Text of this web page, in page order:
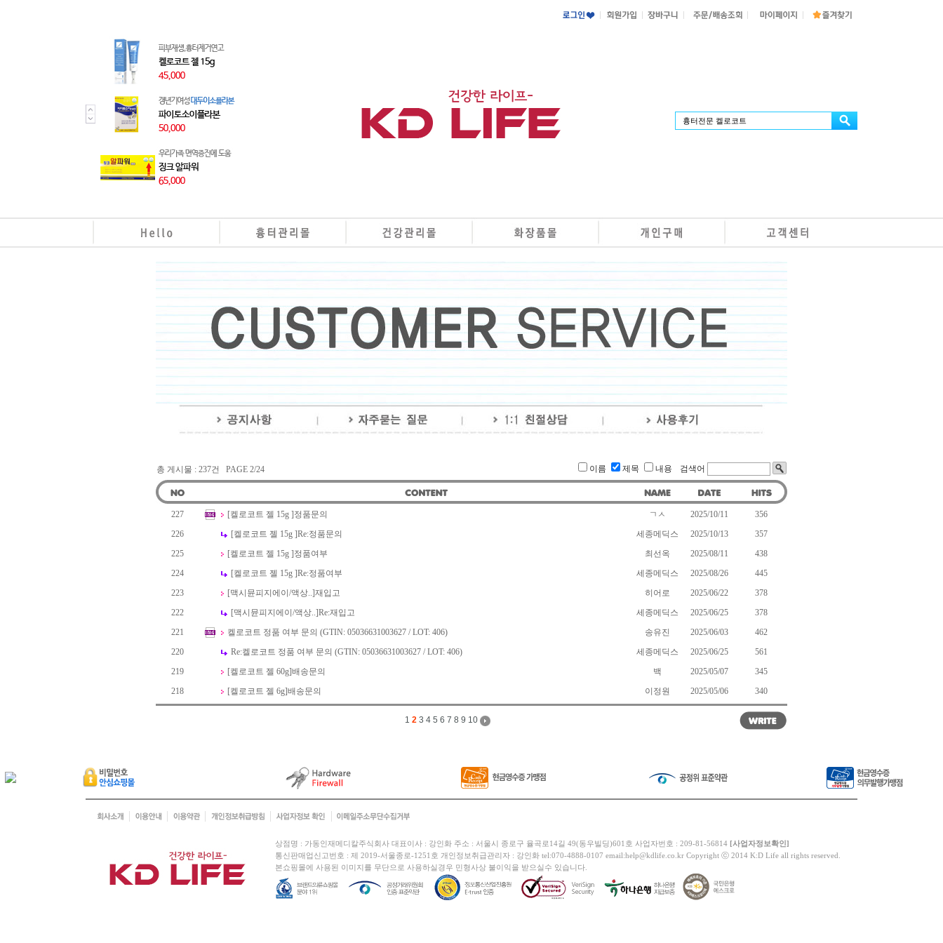
총 게시물 : 237건 PAGE 2/24 이름 제목 내용 검색어
227 [켈로코트 젤 15g ] 정품문의 ㄱㅅ 2025/10/11
356
226
[켈로코트 젤 15g ]Re:정품문의 세종메딕스 2025/10/13
357
225
[켈로코트 젤 15g ] 정품여부 최선옥 2025/08/11
438
224
[켈로코트 젤 15g ]Re:정품여부 세종메딕스 2025/08/26
445
223
[맥시뮨피지에이/액상..]재입고 히어로 2025/06/22
378
222
[맥시뮨피지에이/액상..]Re:재입고 세종메딕스 2025/06/25
378
221
켈로코트 정품 여부 문의 (GTIN: 05036631003627 / LOT: 406) 송유진 2025/06/03
462
220
Re:켈로코트 정품 여부 문의 (GTIN: 05036631003627 / LOT: 406) 세종메딕스 2025/06/25
561
219
[켈로코트 젤 60g]배송문의 백 2025/05/07
345
218
[켈로코트 젤 6g]배송문의 이정원 2025/05/06 340
1 2 3 4 5 6 7 8 9 10
상점명 : 가동인재메디칼주식회사 대표이사 : 강인화 주소 : 서울시 종로구 율곡로14길 49(동우빌딩)601호 사업자번호 : 209-81-56814 [사업자정보확인]
통신판매업신고번호 : 제 2019-서울종로-1251호 개인정보취급관리자 : 강인화 tel:070-4888-0107 email:help@kdlife.co.kr Copyright ⓒ 2014 K:D Life all rights reserved.
본쇼핑몰에 사용된 이미지를 무단으로 사용하실경우 민형사상 불이익을 받으실수 있습니다.